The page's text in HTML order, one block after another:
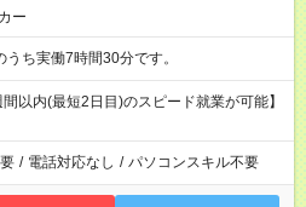
ー
※表記のうち実働7時間30分です。
以内(最短2日目)のスピード就業が可能】
/ 電話対応なし / パソコンスキル不要